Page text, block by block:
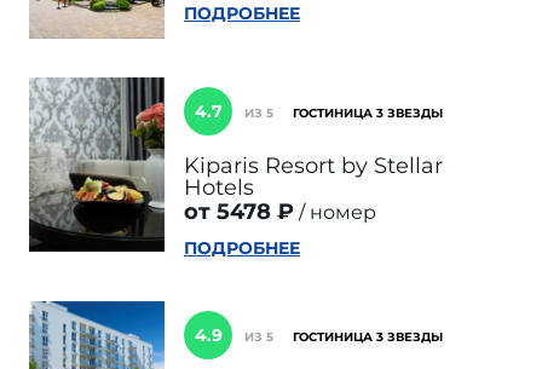
ПОДРОБНЕЕ
4.7 ИЗ 5 ГОСТИНИЦА 3 ЗВЕЗДЫ
Kiparis Resort by Stellar
Hotels
от 5478 ₽
номер
ПОДРОБНЕЕ
4.9 ИЗ 5 ГОСТИНИЦА 3 ЗВЕЗДЫ